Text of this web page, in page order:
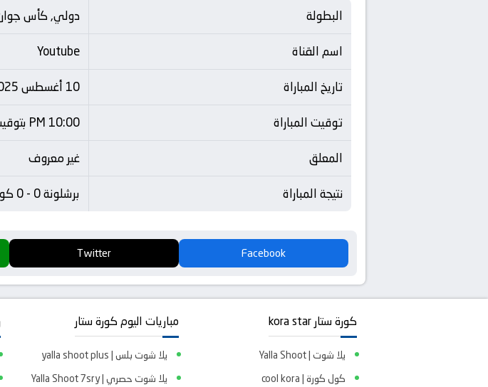
البطولة
دولي, كأس
اسم القناة
Youtube
تاريخ المباراة
10 أغسطس 2025
توقيت المباراة
10:00 PM بتوقيت الرياض
المعلق
غير معروف
نتيجة المباراة
برشلونة 0 - 0 كومو
Facebook
Twitter
كورة ستار kora star
يلا شوت | Yalla Shoot
كول كورة | cool kora
مباريات اليوم كورة ستار
يلا شوت بلس | yalla shoot plus
يلا شوت حصري | Yalla Shoot 7sry